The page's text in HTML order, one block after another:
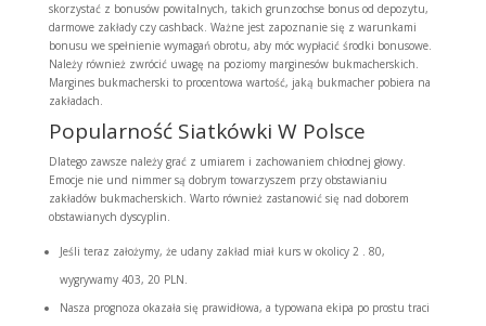
skorzystać z bonusów powitalnych, takich grunzochse bonus od depozytu,
darmowe zakłady czy cashback. Ważne jest zapoznanie się z warunkami
bonusu we spełnienie wymagań obrotu, aby móc wypłacić środki bonusowe.
Należy również zwrócić uwagę na poziomy marginesów bukmacherskich.
Margines bukmacherski to procentowa wartość, jaką bukmacher pobiera na
zakładach.
Popularność Siatkówki W Polsce
Dlatego zawsze należy grać z umiarem i zachowaniem chłodnej głowy.
Emocje nie und nimmer są dobrym towarzyszem przy obstawianiu
zakładów bukmacherskich. Warto również zastanowić się nad doborem
obstawianych dyscyplin.
Jeśli teraz założymy, że udany zakład miał kurs w okolicy 2 . 80,
wygrywamy 403, 20 PLN.
Nasza prognoza okazała się prawidłowa, a typowana ekipa po prostu traci